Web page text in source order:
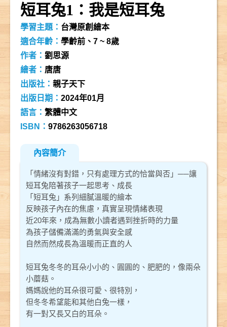
短耳兔1：我是短耳兔
學習主題： 台灣原創繪本
適合年齡：學齡前、7 ~ 8歲
作者：劉思源
繪者： 唐唐
出版社：親子天下
出版日期：2024年01月
語言：繁體中文
ISBN：9786263056718
內容簡介
「情緒沒有對錯，只有處理方式的恰當與否」──讓
短耳兔陪著孩子一起思考、成長
「短耳兔」系列細膩溫暖的繪本
反映孩子內在的焦慮，真實呈現情緒表現
近20年來，成為無數小讀者遇到挫折時的力量
為孩子儲備滿滿的勇氣與安全感
自然而然成長為溫暖而正直的人
短耳兔冬冬的耳朵小小的、圓圓的、肥肥的，像兩朵
小蘑菇。
媽媽說他的耳朵很可愛、很特別，
但冬冬希望能和其他白兔一樣，
有一對又長又白的耳朵。